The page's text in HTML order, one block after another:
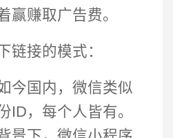
赢赚取广告费。
链接的模式：
今国内，微信类似
ID，每个人皆有。